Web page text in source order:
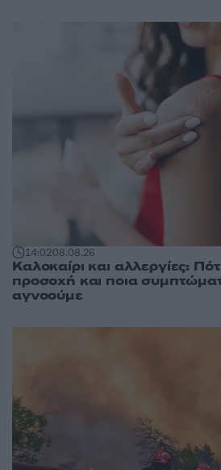
14:0208.08.26
Καλοκαίρι και αλλεργίες:
προσοχή και ποια
αγνοούμε